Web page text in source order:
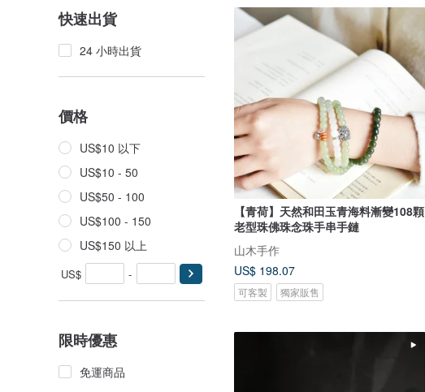
快速出貨
24 小時出貨
價格
US$10 以下
US$10 - 50
US$50 - 100
US$100 - 150
US$150 以上
US$ -
限時優惠
免運商品
【青荷】天然和田玉青海料漸變108顆
老型珠佛珠念珠手串手鏈
山木手作
US$ 198.07
可客製 獨家販售